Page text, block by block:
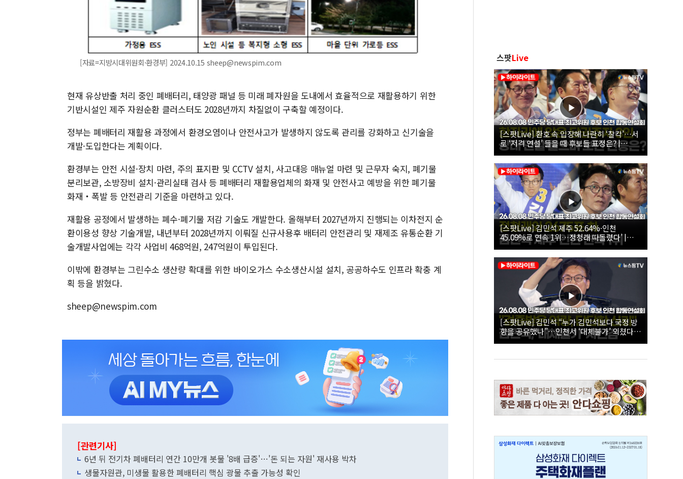
[자료=지방시대위원회·환경부] 2024.10.15 sheep@newspim.com
현재 유상반출 처리 중인 폐배터리, 태양광 패널 등 미래 폐자원을 도내에서 효율적으로 재활용하기 위한
기반시설인 제주 자원순환 클러스터도 2028년까지 차질없이 구축할 예정이다.
정부는 폐배터리 재활용 과정에서 환경오염이나 안전사고가 발생하지 않도록 관리를 강화하고 신기술을
개발·도입한다는 계획이다.
환경부는 안전 시설·장치 마련, 주의 표지판 및 CCTV 설치, 사고대응 매뉴얼 마련 및 근무자 숙지, 폐기물
분리보관, 소방장비 설치·관리실태 검사 등 폐배터리 재활용업체의 화재 및 안전사고 예방을 위한 폐기물
화재‧폭발 등 안전관리 기준을 마련하고 있다.
재활용 공정에서 발생하는 폐수·폐기물 저감 기술도 개발한다. 올해부터 2027년까지 진행되는 이차전지 순
환이용성 향상 기술개발, 내년부터 2028년까지 이뤄질 신규사용후 배터리 안전관리 및 재제조 유통순환 기
술개발사업에는 각각 사업비 468억원, 247억원이 투입된다.
이밖에 환경부는 그린수소 생산량 확대를 위한 바이오가스 수소생산시설 설치, 공공하수도 인프라 확충 계
획 등을 밝혔다.
sheep@newspim.com
[관련기사]
6년 뒤 전기차 폐배터리 연간 10만개 봇물 '8배 급증'…'돈 되는 자원' 재사용 박차
생물자원관, 미생물 활용한 폐배터리 핵심 광물 추출 가능성 확인
스팟Live
[스팟Live] 환호 속 입장해 나란히 ‘찰칵’…서
로 ‘저격 연설’ 들을 때 후보들 표정은? |
26.08.08 더불어민주당 당대표·최고위원 후
보 인천 합동연설회
[스팟Live] 김민석 제주 52.64%·인천
45.09%로 연속 1위…정청래 따돌렸다’ |
26.08.08 더불어민주당 당대표·최고위원 후
보 인천 합동연설회
[스팟Live] 김민석 “누가 김민석보다 국정 방
향을 공유했나”…인천서 ‘대체불가’ 외쳤다 |
26.08.08 더불어민주당 당대표·최고위원 후